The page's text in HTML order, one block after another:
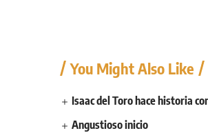
You Might Also Like
Isaac del Toro hace historia
Angustioso inicio